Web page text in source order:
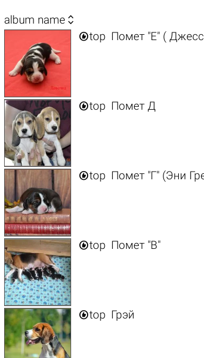
album name 
top Помет "Е" (
top Помет Д
top Помет "Г" (Эни
top Помет "В"
top Грэй